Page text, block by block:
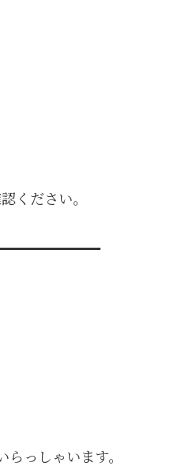
ください。
っしゃいます。